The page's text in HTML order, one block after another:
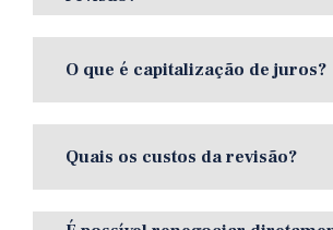
O que é capitalização de juros?
Quais os custos da revisão?